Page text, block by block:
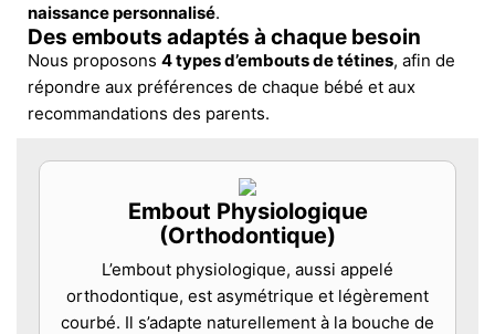
naissance personnalisé.
Des embouts adaptés à chaque besoin
Nous proposons 4 types d’embouts de tétines, afin de
répondre aux préférences de chaque bébé et aux
recommandations des parents.
Embout Physiologique
(Orthodontique)
L’embout physiologique, aussi appelé
orthodontique, est asymétrique et légèrement
courbé. Il s’adapte naturellement à la bouche de